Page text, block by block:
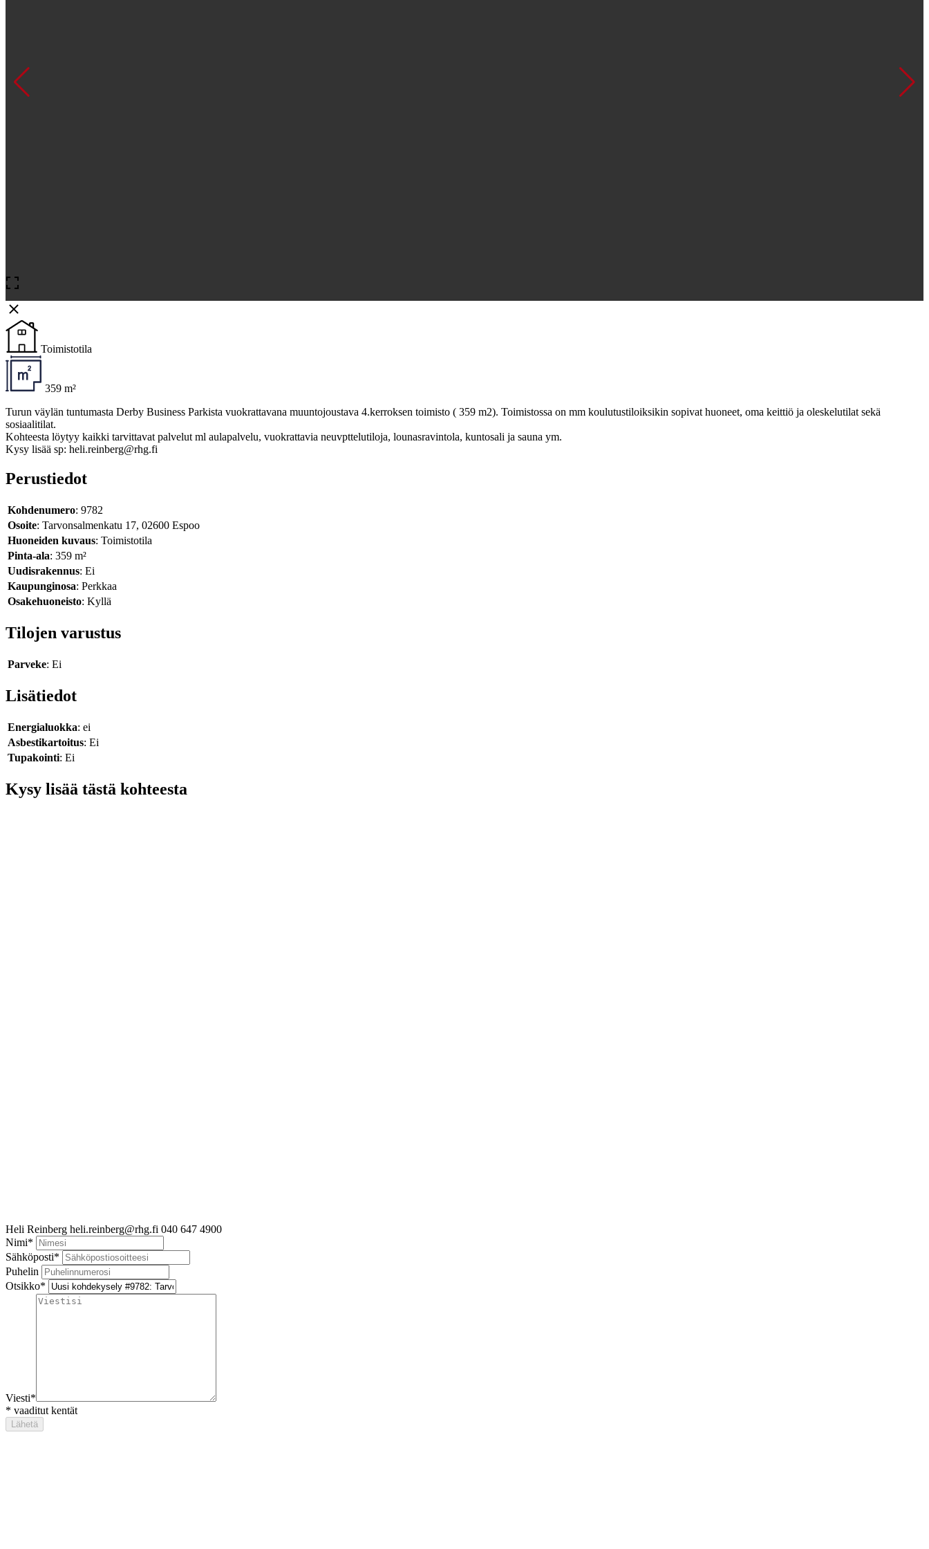
Toimistotila
359 m²
Turun väylän tuntumasta Derby Business Parkista vuokrattavana muuntojoustava 4.kerroksen toimisto ( 359 m2). Toimistossa on mm koulutustiloiksikin sopivat huoneet, oma keittiö ja oleskelutilat sekä
sosiaalitilat.
Kohteesta löytyy kaikki tarvittavat palvelut ml aulapalvelu, vuokrattavia neuvpttelutiloja, lounasravintola, kuntosali ja sauna ym.
Kysy lisää sp: heli.reinberg@rhg.fi
Perustiedot
Kohdenumero: 9782
Osoite: Tarvonsalmenkatu 17, 02600 Espoo
Huoneiden kuvaus: Toimistotila
Pinta-ala: 359 m²
Uudisrakennus: Ei
Kaupunginosa: Perkkaa
Osakehuoneisto: Kyllä
Tilojen varustus
Parveke: Ei
Lisätiedot
Energialuokka: ei
Asbestikartoitus: Ei
Tupakointi: Ei
Kysy lisää tästä kohteesta
Heli Reinberg heli.reinberg@rhg.fi 040 647 4900
Nimi*
Sähköposti*
Puhelin
Otsikko*
Viesti*
* vaaditut kentät